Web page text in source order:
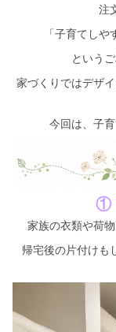
テクノロジー
建築実例
シミュレーシ
キャンペーン
家づくりの知
モデルハウス見学予約
注
「子育てし
という
家づくりではデザ
今回は、子
①
家族の衣類や荷
帰宅後の片付けも